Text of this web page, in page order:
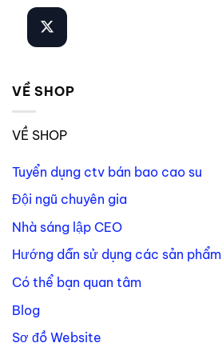
VỀ SHOP
VỀ SHOP
Tuyển dụng ctv bán bao cao su
Đội ngũ chuyên gia
Nhà sáng lập CEO
Hướng dẫn sử dụng các sản phẩm
Có thể bạn quan tâm
Blog
Sơ đồ Website